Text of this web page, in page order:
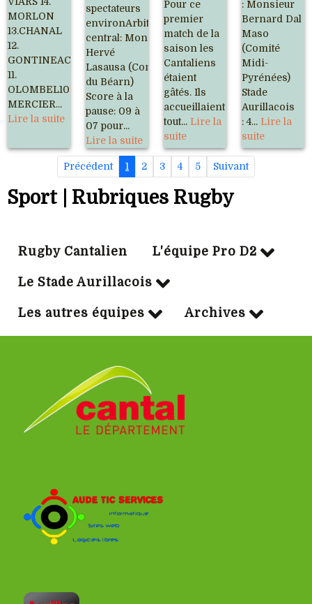
MORLON
13.CHANAL
12.
GONTINEAC
11.
OLOMBEL10.
MERCIER...
Lire la suite
spectateurs
environArbitre
central: Monsieur
Hervé
Lasausa (Comité
du Béarn)
Score à la
pause: 09 à
07 pour...
Lire la suite
Pour ce
premier
match de la
saison les
Cantaliens
étaient
gâtés. Ils
accueillaient
tout... Lire la
suite
: Monsieur
Bernard Dal
Maso
(Comité
Midi-
Pyrénées)
Stade
Aurillacois
: 4... Lire la
suite
Précédent 1 2 3 4 5 Suivant
Sport | Rubriques Rugby
Rugby Cantalien L'équipe Pro D2
Le Stade Aurillacois
Les autres équipes Archives